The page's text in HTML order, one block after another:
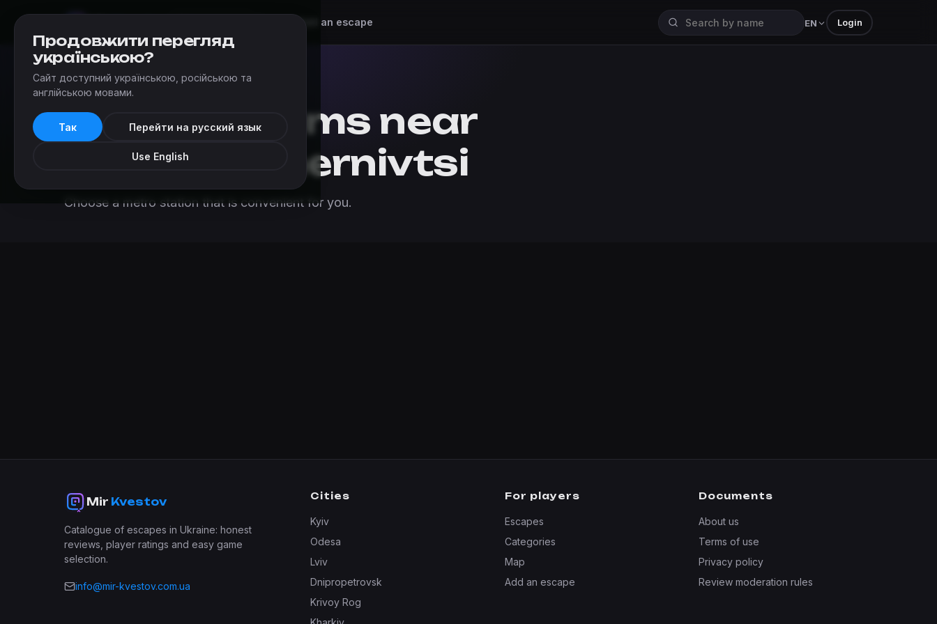
Add an escape EN Login
Escapes›Escape rooms near metro in Chernivtsi
Escape rooms near
metro in Chernivtsi
Choose a metro station that is convenient for you.
Mir Kvestov
Catalogue of escapes in Ukraine: honest
reviews, player ratings and easy game
selection.
info@mir-kvestov.com.ua
Cities
Kyiv
Odesa
Lviv
Dnipropetrovsk
Krivoy Rog
For players
Escapes
Categories
Map
Add an escape
Documents
About us
Terms of use
Privacy policy
Review moderation rules
Продовжити перегляд
українською?
Сайт доступний українською, російською та
англійською мовами.
Так Перейти на русский язык
Use English